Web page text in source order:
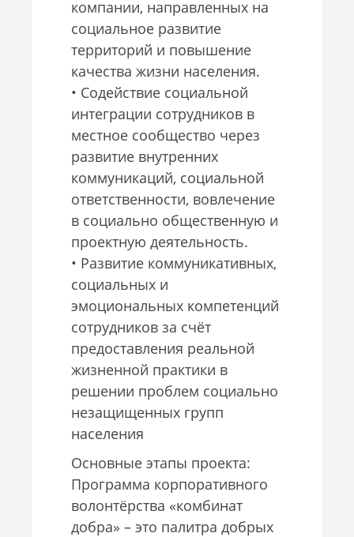
компании, направленных на
социальное развитие
территорий и повышение
качества жизни населения.
• Содействие социальной
интеграции сотрудников в
местное сообщество через
развитие внутренних
коммуникаций, социальной
ответственности, вовлечение
в социально общественную и
проектную деятельность.
• Развитие коммуникативных,
социальных и
эмоциональных компетенций
сотрудников за счёт
предоставления реальной
жизненной практики в
решении проблем социально
незащищенных групп
населения
Основные этапы проекта:
Программа корпоративного
волонтёрства «комбинат
добра» – это палитра добрых